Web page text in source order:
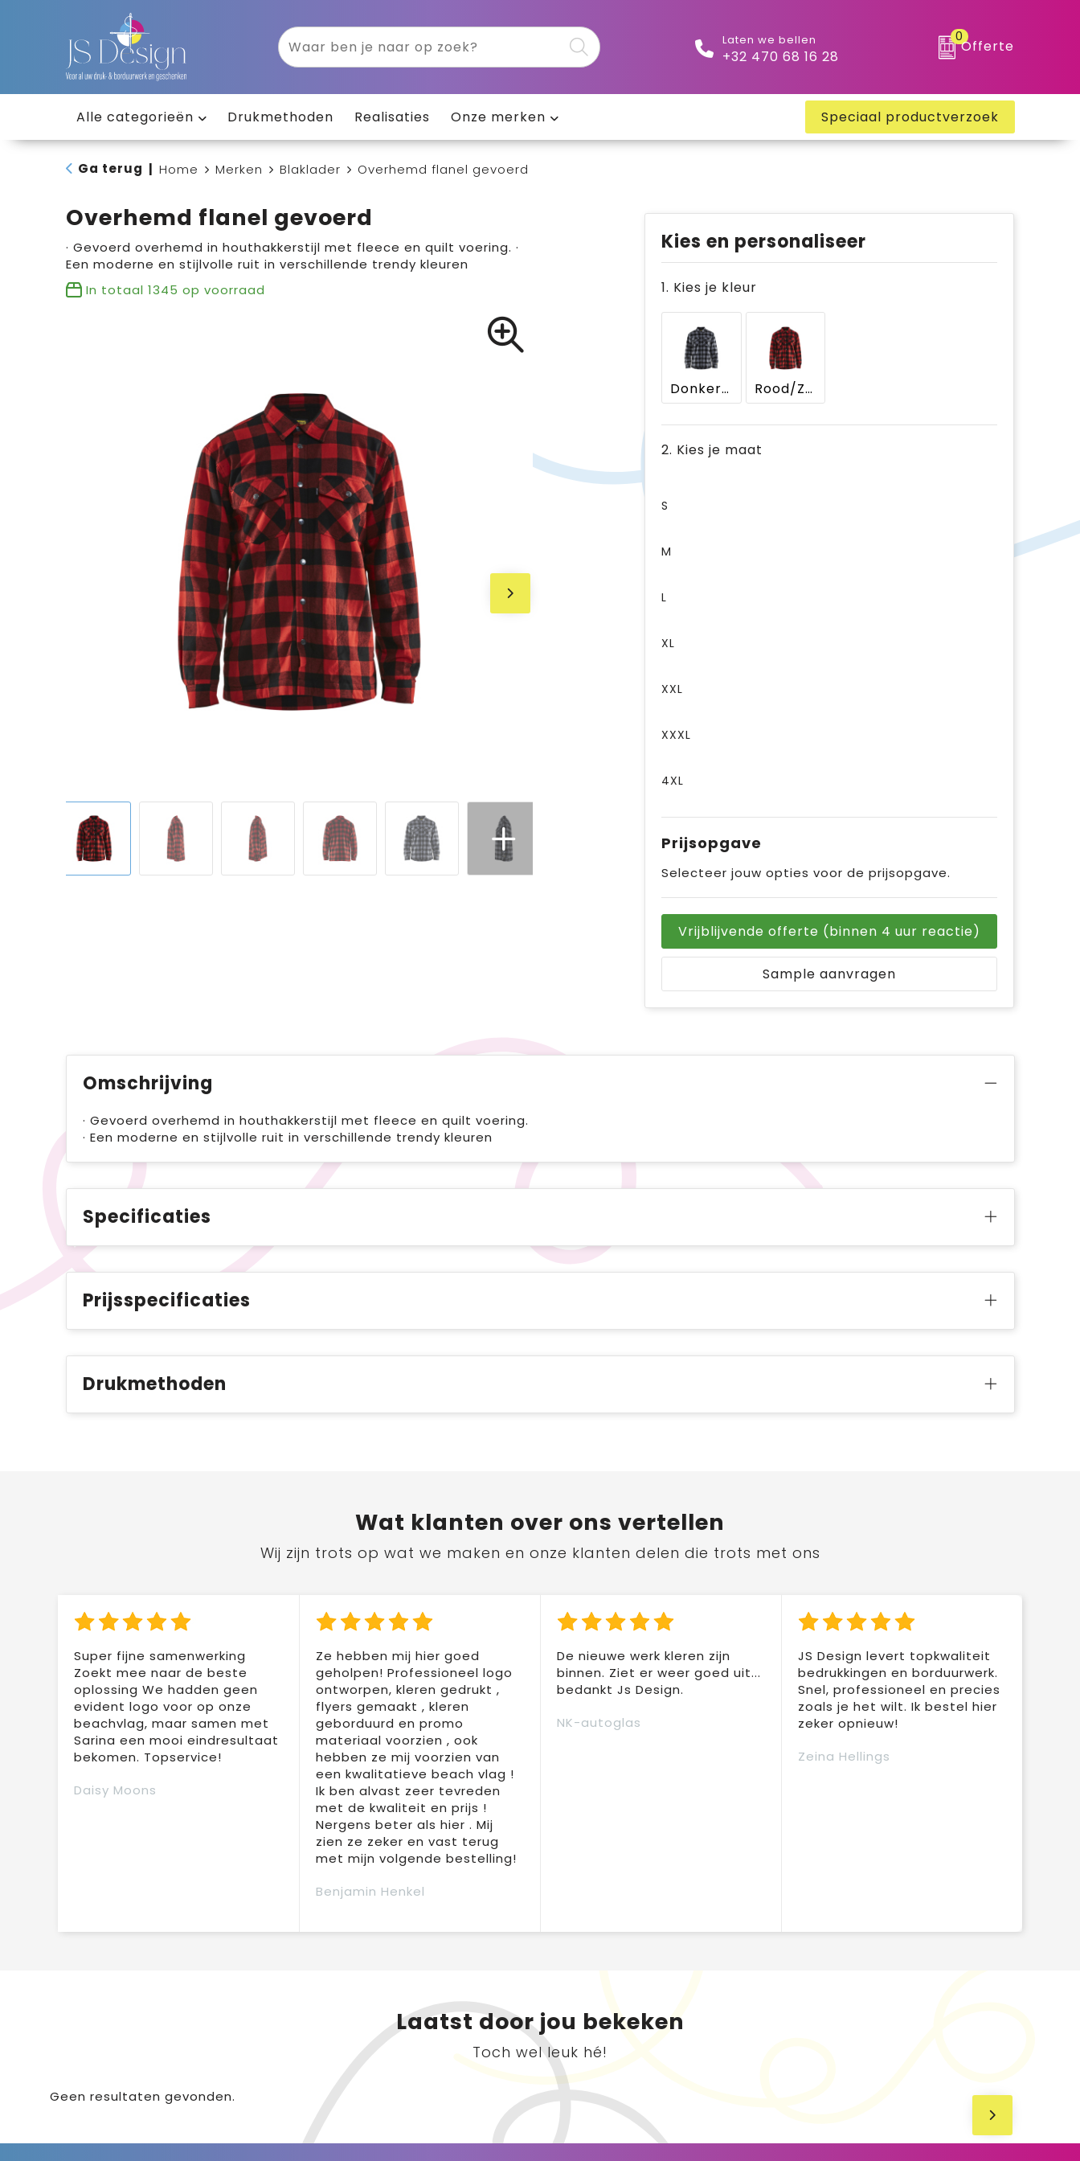
Laten we bellen
+32 470 68 16 28
0
Offerte
Alle categorieën Drukmethoden Realisaties Onze merken Speciaal productverzoek
Ga terug Home Merken Blaklader Overhemd flanel gevoerd
Overhemd flanel gevoerd
· Gevoerd overhemd in houthakkerstijl met fleece en quilt voering. ·
Een moderne en stijlvolle ruit in verschillende trendy kleuren
In totaal 1345 op voorraad
Kies en personaliseer
1. Kies je kleur
Donkergrijs/Zwart Rood/Zwart
2. Kies je maat
S
M
L
XL
XXL
XXXL
4XL
Prijsopgave
Selecteer jouw opties voor de prijsopgave.
Vrijblijvende offerte (binnen 4 uur reactie)
Sample aanvragen
Omschrijving
· Gevoerd overhemd in houthakkerstijl met fleece en quilt voering.
· Een moderne en stijlvolle ruit in verschillende trendy kleuren
Specificaties
Prijsspecificaties
Drukmethoden
Wat klanten over ons vertellen
Wij zijn trots op wat we maken en onze klanten delen die trots met ons
Super fijne samenwerking
Zoekt mee naar de beste
oplossing We hadden geen
evident logo voor op onze
beachvlag, maar samen met
Sarina een mooi eindresultaat
bekomen. Topservice!
Daisy Moons
Ze hebben mij hier goed
geholpen! Professioneel logo
ontworpen, kleren gedrukt ,
flyers gemaakt , kleren
geborduurd en promo
materiaal voorzien , ook
hebben ze mij voorzien van
een kwalitatieve beach vlag !
Ik ben alvast zeer tevreden
met de kwaliteit en prijs !
Nergens beter als hier . Mij
zien ze zeker en vast terug
met mijn volgende bestelling!
Benjamin Henkel
De nieuwe werk kleren zijn
binnen. Ziet er weer goed uit...
bedankt Js Design.
NK-autoglas
JS Design levert topkwaliteit
bedrukkingen en borduurwerk.
Snel, professioneel en precies
zoals je het wilt. Ik bestel hier
zeker opnieuw!
Zeina Hellings
Laatst door jou bekeken
Toch wel leuk hé!
Geen resultaten gevonden.